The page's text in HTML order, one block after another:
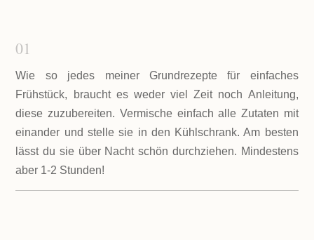
01
Wie so jedes meiner Grundrezepte für einfaches
Frühstück, braucht es weder viel Zeit noch Anleitung,
diese zuzubereiten. Vermische einfach alle Zutaten mit
einander und stelle sie in den Kühlschrank. Am besten
lässt du sie über Nacht schön durchziehen. Mindestens
aber 1-2 Stunden!